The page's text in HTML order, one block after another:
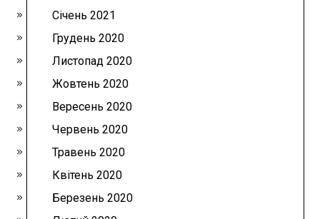
Січень 2021
Грудень 2020
Листопад 2020
Жовтень 2020
Вересень 2020
Червень 2020
Травень 2020
Квітень 2020
Березень 2020